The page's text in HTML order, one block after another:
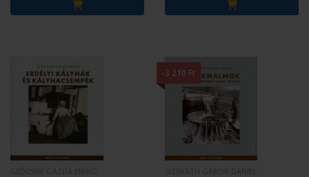
-3 210 Ft